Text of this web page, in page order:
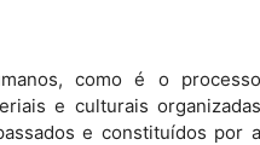
como é o
e culturais
e constituídos por